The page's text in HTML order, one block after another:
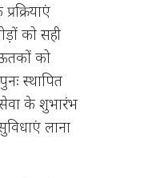
को सही
को
स्थापित
के शुभारंभ
लाना